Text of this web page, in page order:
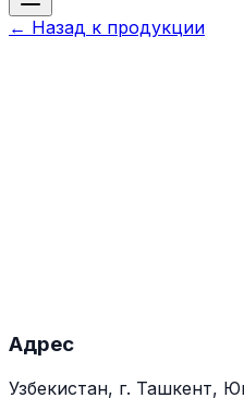
← Назад к продукции
Адрес
Узбекистан, г. Ташкент,